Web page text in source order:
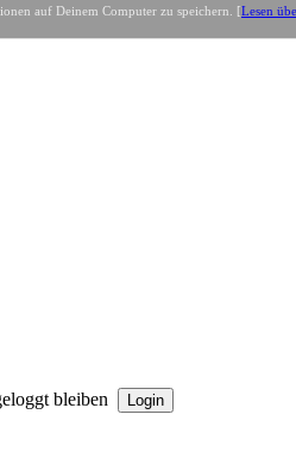
bleiben
auf Deinem Computer zu speichern. [Lesen